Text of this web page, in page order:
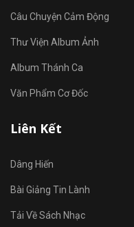
Câu Chuyện Cảm Động
Thư Viện Album Ảnh
Album Thánh Ca
Văn Phẩm Cơ Đốc
Liên Kết
Dâng Hiến
Bài Giảng Tin Lành
Tải Về Sách Nhạc